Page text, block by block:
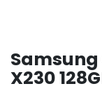
Samsung
X230